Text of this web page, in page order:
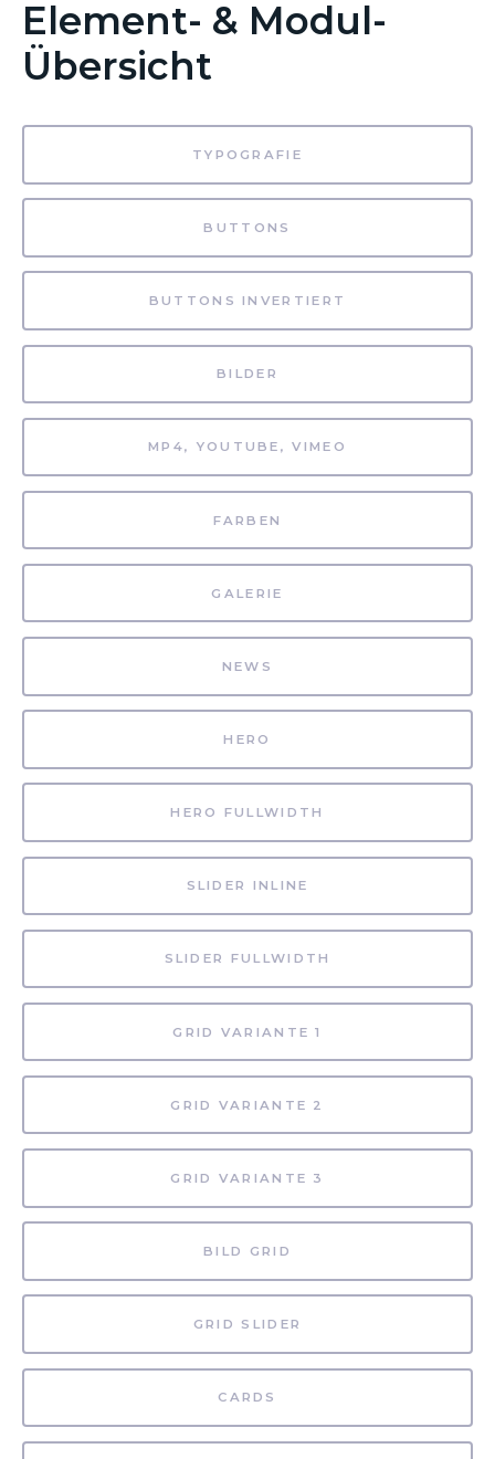
Element- & Modul-
Übersicht
TYPOGRAFIE
BUTTONS
BUTTONS INVERTIERT
BILDER
MP4, YOUTUBE, VIMEO
FARBEN
GALERIE
NEWS
HERO
HERO FULLWIDTH
SLIDER INLINE
SLIDER FULLWIDTH
GRID VARIANTE 1
GRID VARIANTE 2
GRID VARIANTE 3
BILD GRID
GRID SLIDER
CARDS